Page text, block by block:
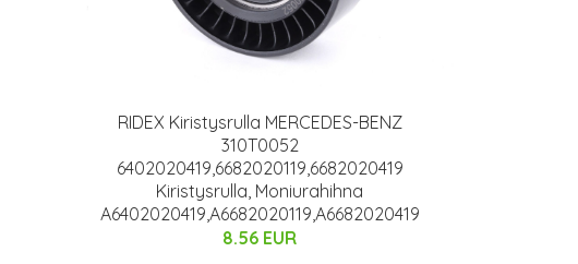
RIDEX Kiristysrulla MERCEDES-BENZ
310T0052
6402020419,6682020119,6682020419
Kiristysrulla, Moniurahihna
A6402020419,A6682020119,A6682020419
8.56 EUR